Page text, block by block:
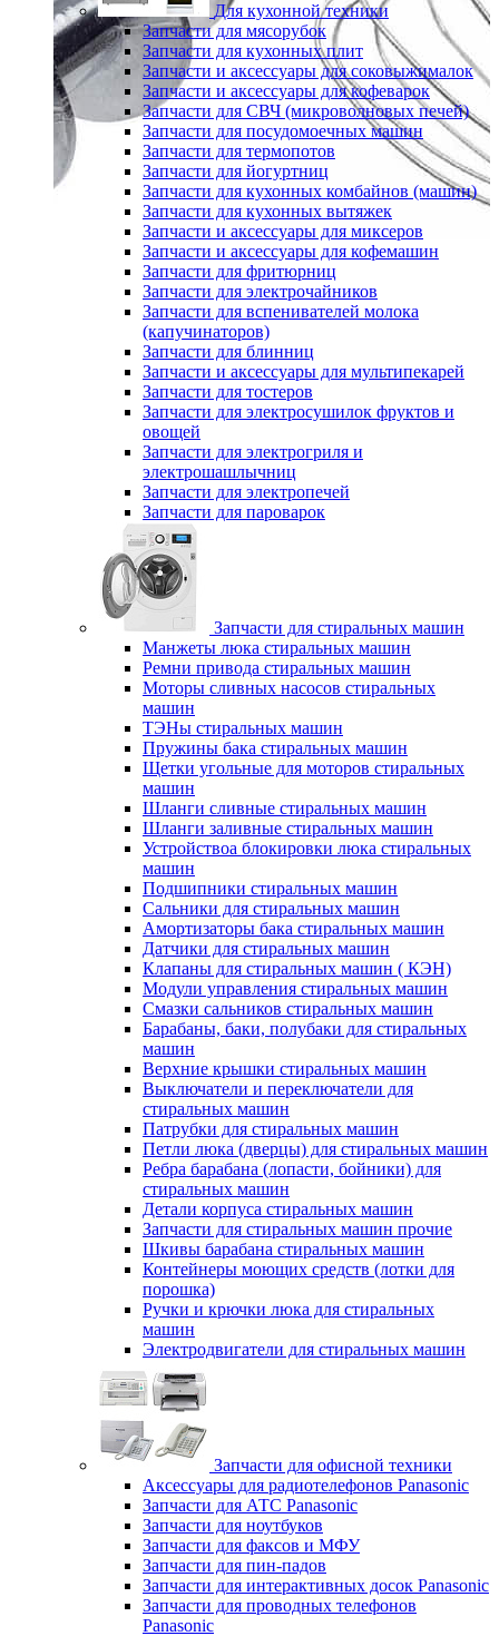
Для кухонной техники
Запчасти для мясорубок
Запчасти для кухонных плит
Запчасти и аксессуары для соковыжималок
Запчасти и аксессуары для кофеварок
Запчасти для СВЧ (микроволновых печей)
Запчасти для посудомоечных машин
Запчасти для термопотов
Запчасти для йогуртниц
Запчасти для кухонных комбайнов (машин)
Запчасти для кухонных вытяжек
Запчасти и аксессуары для миксеров
Запчасти и аксессуары для кофемашин
Запчасти для фритюрниц
Запчасти для электрочайников
Запчасти для вспенивателей молока
(капучинаторов)
Запчасти для блинниц
Запчасти и аксессуары для мультипекарей
Запчасти для тостеров
Запчасти для электросушилок фруктов и
овощей
Запчасти для электрогриля и
электрошашлычниц
Запчасти для электропечей
Запчасти для пароварок
Запчасти для стиральных машин
Манжеты люка стиральных машин
Ремни привода стиральных машин
Моторы сливных насосов стиральных
машин
ТЭНы стиральных машин
Пружины бака стиральных машин
Щетки угольные для моторов стиральных
машин
Шланги сливные стиральных машин
Шланги заливные стиральных машин
Устройствоа блокировки люка стиральных
машин
Подшипники стиральных машин
Сальники для стиральных машин
Амортизаторы бака стиральных машин
Датчики для стиральных машин
Клапаны для стиральных машин ( КЭН)
Модули управления стиральных машин
Смазки сальников стиральных машин
Барабаны, баки, полубаки для стиральных
машин
Верхние крышки стиральных машин
Выключатели и переключатели для
стиральных машин
Патрубки для стиральных машин
Петли люка (дверцы) для стиральных машин
Ребра барабана (лопасти, бойники) для
стиральных машин
Детали корпуса стиральных машин
Запчасти для стиральных машин прочие
Шкивы барабана стиральных машин
Контейнеры моющих средств (лотки для
порошка)
Ручки и крючки люка для стиральных
машин
Электродвигатели для стиральных машин
Запчасти для офисной техники
Аксессуары для радиотелефонов Panasonic
Запчасти для АТС Panasonic
Запчасти для ноутбуков
Запчасти для факсов и МФУ
Запчасти для пин-падов
Запчасти для интерактивных досок Panasonic
Запчасти для проводных телефонов
Panasonic